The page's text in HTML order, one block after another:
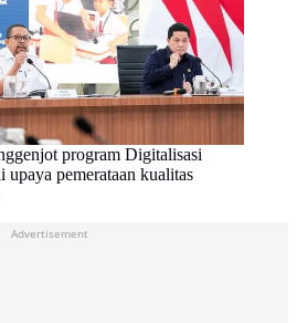
program Digitalisasi
upaya pemerataan kualitas
Advertisement